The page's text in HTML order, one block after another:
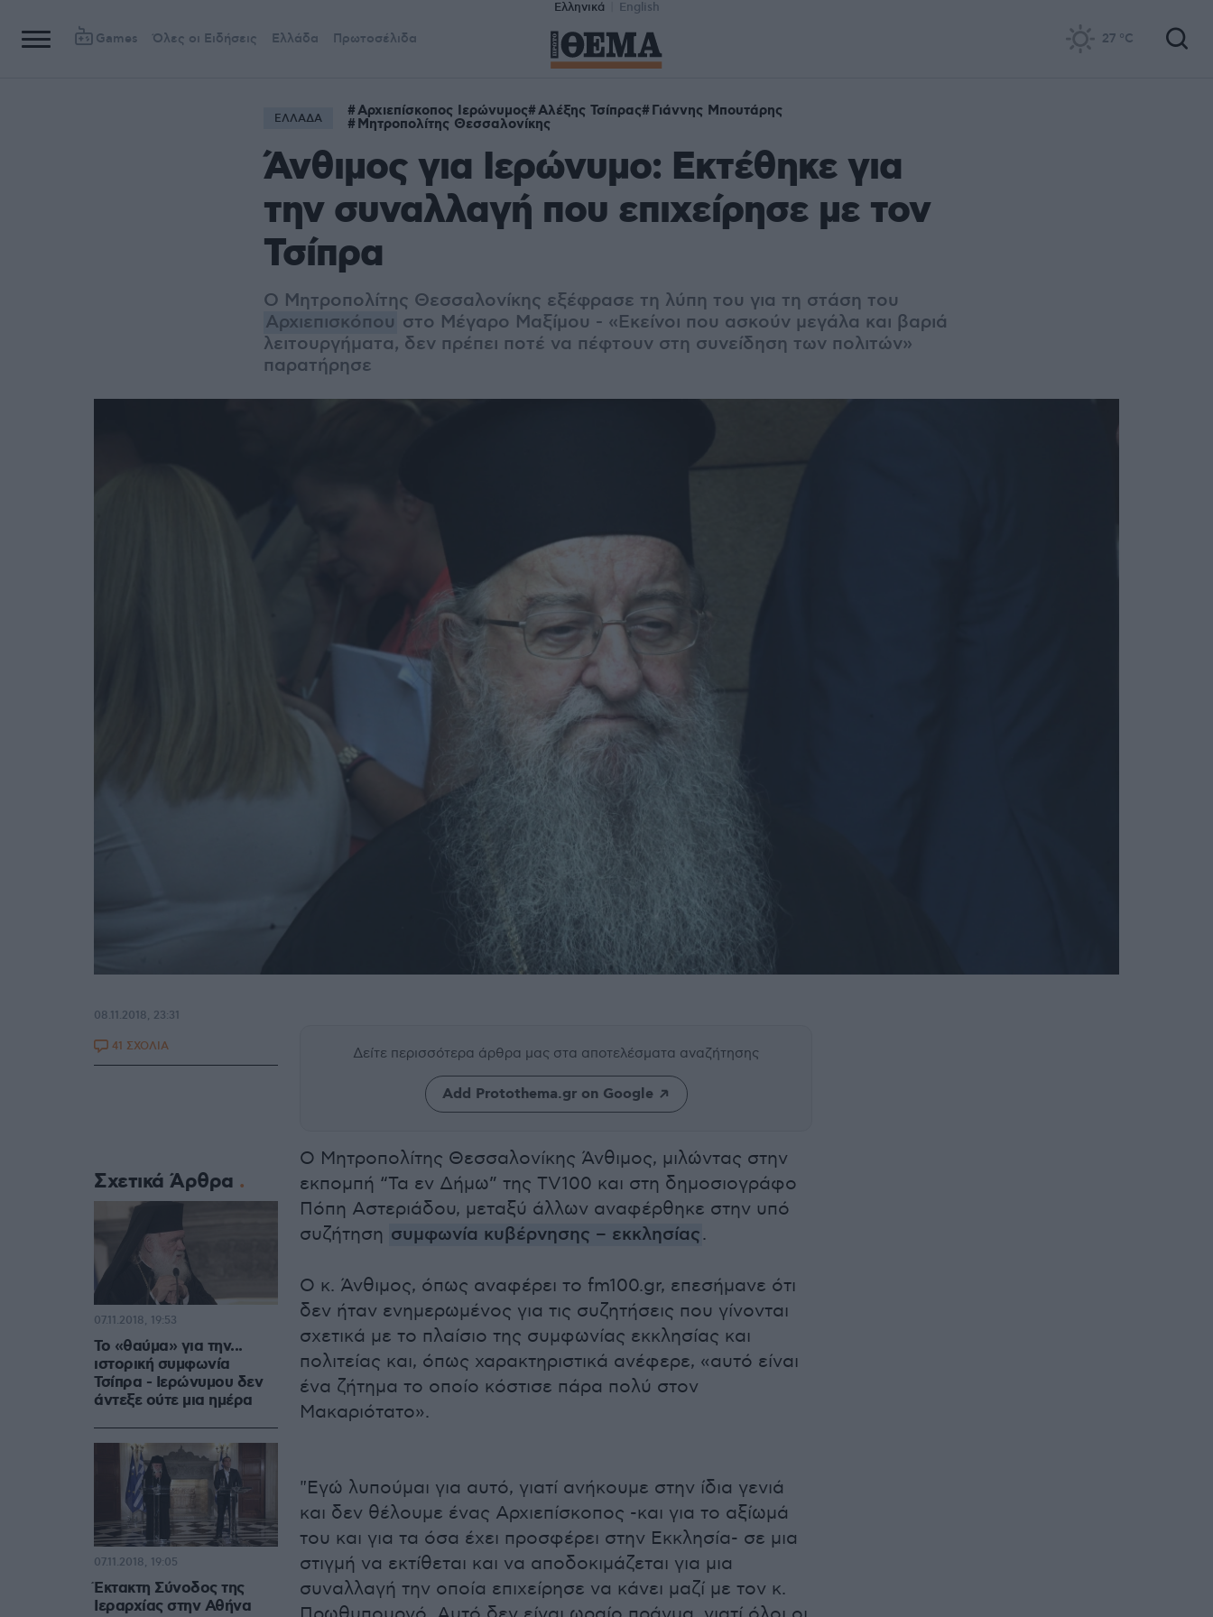
Ελληνικά English
Games Όλες οι Ειδήσεις Ελλάδα Πρωτοσέλιδα 27 °C
ΕΛΛΑΔΑ Αρχιεπίσκοπος Ιερώνυμος Αλέξης Τσίπρας Γιάννης Μπουτάρης
Μητροπολίτης Θεσσαλονίκης
Άνθιμος για Ιερώνυμο: Εκτέθηκε για
την συναλλαγή που επιχείρησε με τον
Τσίπρα
Ο Μητροπολίτης Θεσσαλονίκης εξέφρασε τη λύπη του για τη στάση του
Αρχιεπισκόπου στο Μέγαρο Μαξίμου - «Εκείνοι που ασκούν μεγάλα και βαριά
λειτουργήματα, δεν πρέπει ποτέ να πέφτουν στη συνείδηση των πολιτών»
παρατήρησε
Δείτε περισσότερα άρθρα μας στα αποτελέσματα αναζήτησης
Add Protothema.gr on Google
Ο Μητροπολίτης Θεσσαλονίκης Άνθιμος, μιλώντας στην
εκπομπή “Τα εν Δήμω” της TV100 και στη δημοσιογράφο
Πόπη Αστεριάδου, μεταξύ άλλων αναφέρθηκε στην υπό
συζήτηση συμφωνία κυβέρνησης – εκκλησίας.
Ο κ. Άνθιμος, όπως αναφέρει το fm100.gr, επεσήμανε ότι
δεν ήταν ενημερωμένος για τις συζητήσεις που γίνονται
σχετικά με το πλαίσιο της συμφωνίας εκκλησίας και
πολιτείας και, όπως χαρακτηριστικά ανέφερε, «αυτό είναι
ένα ζήτημα το οποίο κόστισε πάρα πολύ στον
Μακαριότατο».
"Εγώ λυπούμαι για αυτό, γιατί ανήκουμε στην ίδια γενιά
και δεν θέλουμε ένας Αρχιεπίσκοπος -και για το αξίωμά
του και για τα όσα έχει προσφέρει στην Εκκλησία- σε μια
στιγμή να εκτίθεται και να αποδοκιμάζεται για μια
συναλλαγή την οποία επιχείρησε να κάνει μαζί με τον κ.
08.11.2018, 23:31
41 ΣΧΟΛΙΑ
Σχετικά Άρθρα
Το «θαύμα» για την...
ιστορική συμφωνία
Τσίπρα - Ιερώνυμου δεν
άντεξε ούτε μια ημέρα
07.11.2018, 19:53
Έκτακτη Σύνοδος της
Ιεραρχίας στην Αθήνα
07.11.2018, 19:05